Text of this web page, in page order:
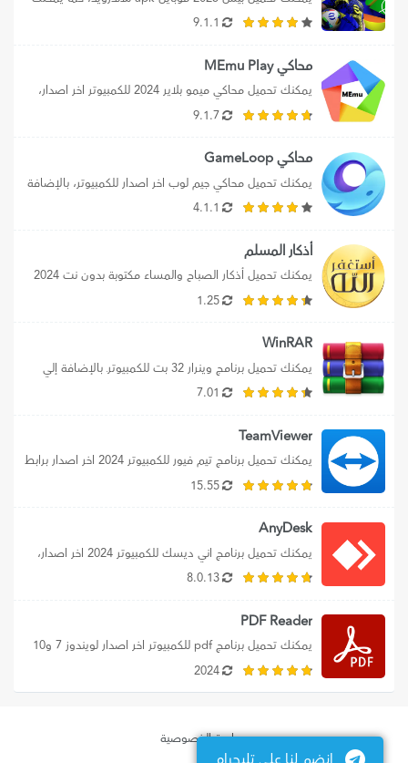
تحميل efootball 2025 mobile برابط...
9.1.1
محاكي MEmu Play
بالإضافة إلي تحميل محاكي MEmu...
9.1.7
محاكي GameLoop
إلي تحميل محاكي جيم لوب...
4.1.1
أذكار المسلم
علي الموبايل، كما يمكنك تنزيل...
1.25
WinRAR
تنزيل WinRaR 32 bit لويندوز...
7.01
TeamViewer
مباشر، بالإضافة إلي تحميل...
15.55
AnyDesk
حيث نوفر لك رابط تحميل...
8.0.13
PDF Reader
و11، وتنزيل برنامج بي...
2024
سياسة الخصوصية